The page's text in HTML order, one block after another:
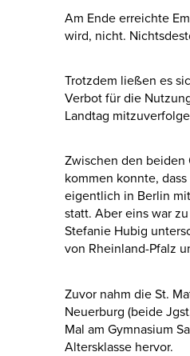
Am Ende erreichte
wird, nicht.
Trotzdem ließen es
Verbot für die
Landtag
Zwischen den beiden
kommen konnte,
eigentlich in Berlin
statt. Aber eins war
Stefanie Hubig
von Rheinland-Pfalz
Zuvor nahm die St.
Neuerburg (beide
Mal am Gymnasium
Altersklasse hervor.